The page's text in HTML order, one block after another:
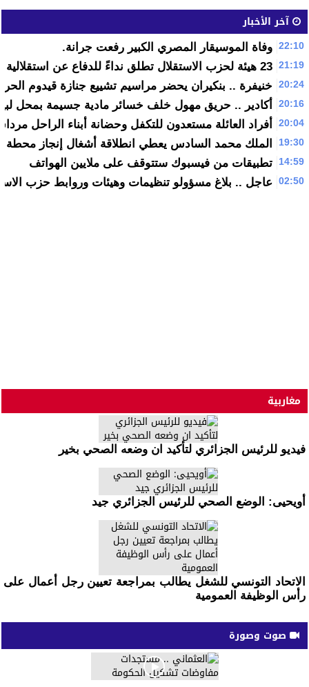
آخر الأخبار
22:10 وفاة الموسيقار المصري الكبير رفعت جرانة.
21:19 23 هيئة لحزب الاستقلال تطلق نداءً للدفاع عن استقلالية القرار الحزبي
20:24 خنيفرة .. بنكيران يحضر مراسيم تشييع جنازة قيدوم
20:16 أكادير .. حريق مهول خلف خسائر مادية جسيمة بمحل
20:04 أفراد العائلة مستعدون للتكفل وحضانة أبناء الراحل
19:30 الملك محمد السادس يعطي انطلاقة أشغال إنجاز محطة
14:59 تطبيقات من فيسبوك ستتوقف على ملايين الهواتف
02:50 عاجل .. بلاغ مسؤولو تنظيمات وهيئات وروابط حزب
مغاربية
فيديو للرئيس الجزائري لتأكيد ان وضعه الصحي بخير
أويحيى: الوضع الصحي للرئيس الجزائري جيد
الاتحاد التونسي للشغل يطالب بمراجعة تعيين رجل أعمال على
رأس الوظيفة العمومية
صوت وصورة